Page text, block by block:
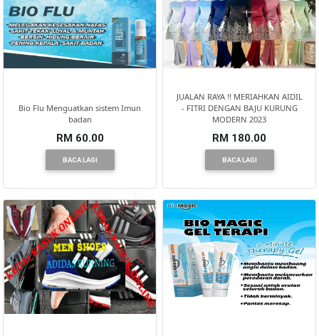
Bio Flu Menguatkan sistem Imun
badan
RM 60.00
BACA LAGI
JUALAN RAYA !! MERIAHKAN AIDIL
- FITRI DENGAN BAJU KURUNG
MODERN 2023
RM 180.00
BACA LAGI